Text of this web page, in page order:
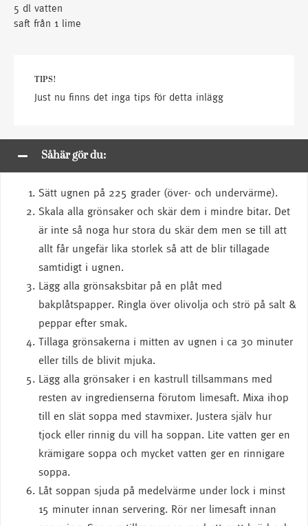
5 dl vatten
saft från 1 lime
TIPS!
Just nu finns det inga tips för detta inlägg
Såhär gör du:
Sätt ugnen på 225 grader (över- och undervärme).
Skala alla grönsaker och skär dem i mindre bitar. Det
är inte så noga hur stora du skär dem men se till att
allt får ungefär lika storlek så att de blir tillagade
samtidigt i ugnen.
Lägg alla grönsaksbitar på en plåt med
bakplåtspapper. Ringla över olivolja och strö på salt &
peppar efter smak.
Tillaga grönsakerna i mitten av ugnen i ca 30 minuter
eller tills de blivit mjuka.
Lägg alla grönsaker i en kastrull tillsammans med
resten av ingredienserna förutom limesaft. Mixa ihop
till en slät soppa med stavmixer. Justera själv hur
tjock eller rinnig du vill ha soppan. Lite vatten ger en
krämigare soppa och mycket vatten ger en rinnigare
soppa.
Låt soppan sjuda på medelvärme under lock i minst
15 minuter innan servering. Rör ner limesaft innan